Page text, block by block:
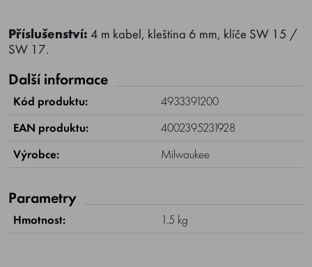
Příslušenství: 4 m kabel, kleština 6 mm, klíče SW 15 /
SW 17.
Další informace
Kód produktu:
4933391200
EAN produktu:
4002395231928
Výrobce:
Milwaukee
Parametry
Hmotnost: 1.5 kg